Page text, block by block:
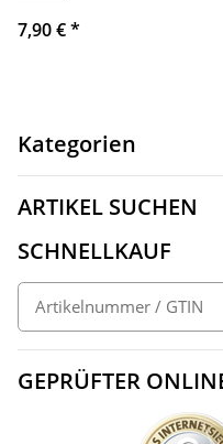
7,90 €*
Kategorien
ARTIKEL SUCHEN
SCHNELLKAUF
GEPRÜFTER